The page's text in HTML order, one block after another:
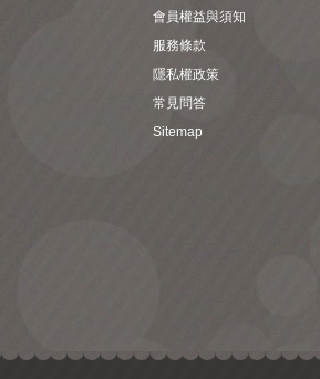
會員權益與須知
服務條款
隱私權政策
常見問答
Sitemap